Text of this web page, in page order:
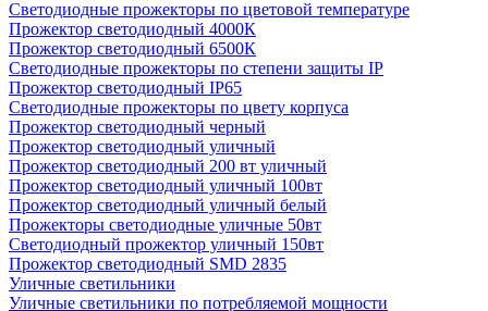
Светодиодные прожекторы по цветовой температуре
Прожектор светодиодный 4000К
Прожектор светодиодный 6500К
Светодиодные прожекторы по степени защиты IP
Прожектор светодиодный IP65
Светодиодные прожекторы по цвету корпуса
Прожектор светодиодный черный
Прожектор светодиодный уличный
Прожектор светодиодный 200 вт уличный
Прожектор светодиодный уличный 100вт
Прожектор светодиодный уличный белый
Прожекторы светодиодные уличные 50вт
Светодиодный прожектор уличный 150вт
Прожектор светодиодный SMD 2835
Уличные светильники
Уличные светильники по потребляемой мощности